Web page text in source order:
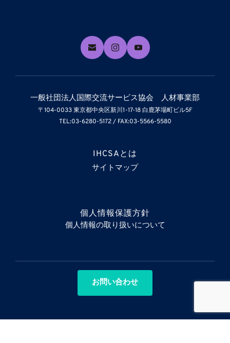
一般社団法人国際交流サービス協会　人材事業部
〒104-0033 東京都中央区新川1-17-18 白鹿茅場町ビル5F
TEL:03-6280-5172 / FAX:03-5566-5580
IHCSAとは
サイトマップ
個人情報保護方針
個人情報の取り扱いについて
お問い合わせ